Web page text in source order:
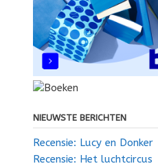
NIEUWSTE BERICHTEN
Recensie: Lucy en Donker
Recensie: Het luchtcircus